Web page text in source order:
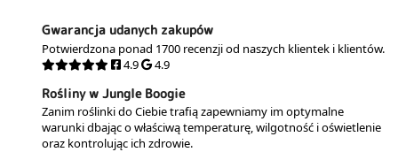
Gwarancja udanych zakupów
Potwierdzona ponad 1700 recenzji od naszych klientek i klientów.
4.9
4.9
Rośliny w Jungle Boogie
Zanim roślinki do Ciebie trafią zapewniamy im optymalne
warunki dbając o właściwą temperaturę, wilgotność i oświetlenie
oraz kontrolując ich zdrowie.